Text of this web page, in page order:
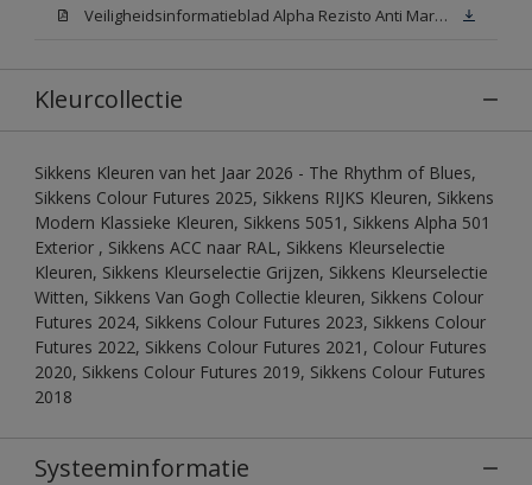
Veiligheidsinformatieblad Alpha Rezisto Anti Marks Mat N00 (MSDS)
Kleurcollectie
Sikkens Kleuren van het Jaar 2026 - The Rhythm of Blues,
Sikkens Colour Futures 2025, Sikkens RIJKS Kleuren, Sikkens
Modern Klassieke Kleuren, Sikkens 5051, Sikkens Alpha 501
Exterior , Sikkens ACC naar RAL, Sikkens Kleurselectie
Kleuren, Sikkens Kleurselectie Grijzen, Sikkens Kleurselectie
Witten, Sikkens Van Gogh Collectie kleuren, Sikkens Colour
Futures 2024, Sikkens Colour Futures 2023, Sikkens Colour
Futures 2022, Sikkens Colour Futures 2021, Colour Futures
2020, Sikkens Colour Futures 2019, Sikkens Colour Futures
2018
Systeeminformatie